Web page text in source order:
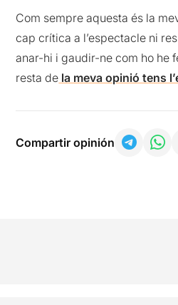
Com sempre aquesta és la
cap crítica a l’espectacle ni
anar-hi i gaudir-ne com ho he
resta de la meva opinió tens
Compartir opinión